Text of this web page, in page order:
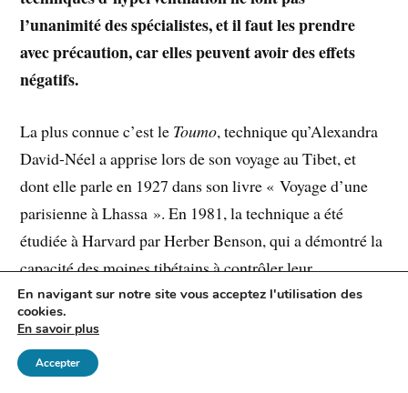
l’unanimité des spécialistes, et il faut les prendre
avec précaution, car elles peuvent avoir des effets
négatifs.
La plus connue c’est le Toumo, technique qu’Alexandra
David-Néel a apprise lors de son voyage au Tibet, et
dont elle parle en 1927 dans son livre « Voyage d’une
parisienne à Lhassa ». En 1981, la technique a été
étudiée à Harvard par Herber Benson, qui a démontré la
capacité des moines tibétains à contrôler leur
température et leur réponse au stress. C’est dans les
années 2000 que cette technique se popularise avec
Wim Hof, the Iceman, qui battant record après record et
se soumettant à des expériences scientifiques démontre
En navigant sur notre site vous acceptez l'utilisation des
cookies.
En savoir plus
Accepter